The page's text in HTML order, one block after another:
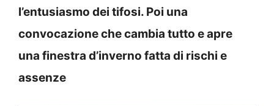
l’entusiasmo dei tifosi. Poi una
convocazione che cambia tutto e apre
una finestra d’inverno fatta di rischi e
assenze